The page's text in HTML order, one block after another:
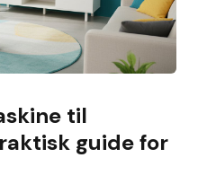
til
guide for